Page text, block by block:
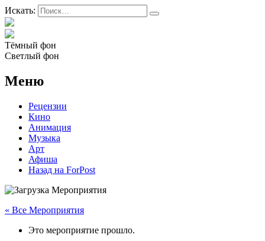
Искать:
Тёмный фон
Светлый фон
Меню
Рецензии
Кино
Анимация
Музыка
Арт
Афиша
Назад на ForPost
« Все Мероприятия
Это мероприятие прошло.